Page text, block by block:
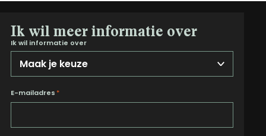
Ik wil meer informatie over
Ik wil informatie over
E-mailadres *